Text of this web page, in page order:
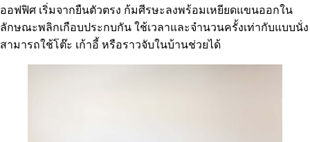
ออฟฟิศ เริ่มจากยืนตัวตรง ก้มศีรษะลงพร้อมเหยียดแขนออกใน
ลักษณะพลิกเกือบประกบกัน ใช้เวลาและจำนวนครั้งเท่ากับแบบนั่ง
สามารถใช้โต๊ะ เก้าอี้ หรือราวจับในบ้านช่วยได้